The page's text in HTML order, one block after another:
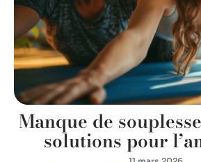
Manque de
solutions pour